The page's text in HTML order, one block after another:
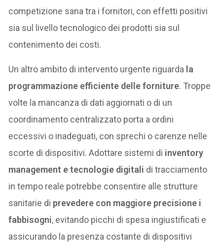
competizione sana tra i fornitori, con effetti positivi
sia sul livello tecnologico dei prodotti sia sul
contenimento dei costi.
Un altro ambito di intervento urgente riguarda la
programmazione efficiente delle forniture. Troppe
volte la mancanza di dati aggiornati o di un
coordinamento centralizzato porta a ordini
eccessivi o inadeguati, con sprechi o carenze nelle
scorte di dispositivi. Adottare sistemi di inventory
management e tecnologie digitali di tracciamento
in tempo reale potrebbe consentire alle strutture
sanitarie di prevedere con maggiore precisione i
fabbisogni, evitando picchi di spesa ingiustificati e
assicurando la presenza costante di dispositivi